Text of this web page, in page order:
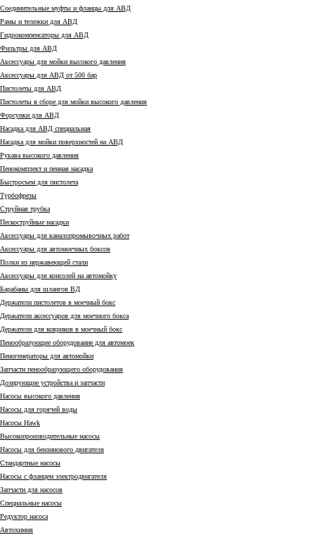
Соединительные муфты и фланцы для АВД
Рамы и тележки для АВД
Гидрокомпенсаторы для АВД
Фильтры для АВД
Аксессуары для мойки высокого давления
Аксессуары для АВД от 500 бар
Пистолеты для АВД
Пистолеты в сборе для мойки высокого давления
Форсунки для АВД
Насадка для АВД специальная
Насадка для мойки поверхностей на АВД
Рукава высокого давления
Пенокомплект и пенная насадка
Быстросъем для пистолета
Турбофрезы
Струйная трубка
Пескоструйные насадки
Аксессуары для каналопромывочных работ
Аксессуары для автомоечных боксов
Полки из нержавеющей стали
Аксессуары для консолей на автомойку
Барабаны для шлангов ВД
Держатели пистолетов в моечный бокс
Держатели аксессуаров для моечного бокса
Держатели для ковриков в моечный бокс
Пенообразующее оборудование для автомоек
Пеногенераторы для автомойки
Запчасти пенообразующего оборудования
Дозирующие устройства и запчасти
Насосы высокого давления
Насосы для горячей воды
Насосы Hawk
Высокопроизводительные насосы
Насосы для бензинового двигателя
Стандартные насосы
Насосы с фланцем электродвигателя
Запчасти для насосов
Специальные насосы
Редуктор насоса
Автохимия